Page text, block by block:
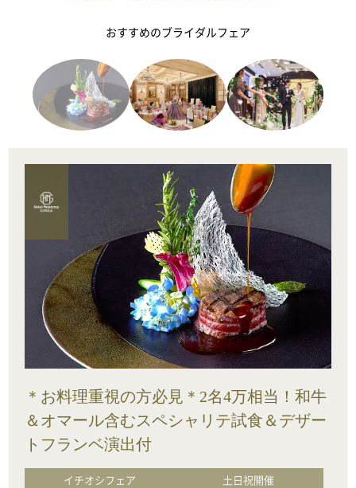
おすすめのブライダルフェア
＊お料理重視の方必見＊2名4万相当！和牛
＆オマール含むスペシャリテ試食＆デザー
トフランベ演出付
イチオシフェア
土日祝開催